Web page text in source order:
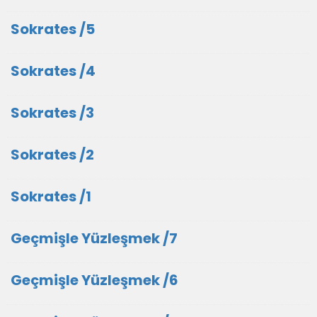
Sokrates /5
Sokrates /4
Sokrates /3
Sokrates /2
Sokrates /1
Geçmişle Yüzleşmek /7
Geçmişle Yüzleşmek /6